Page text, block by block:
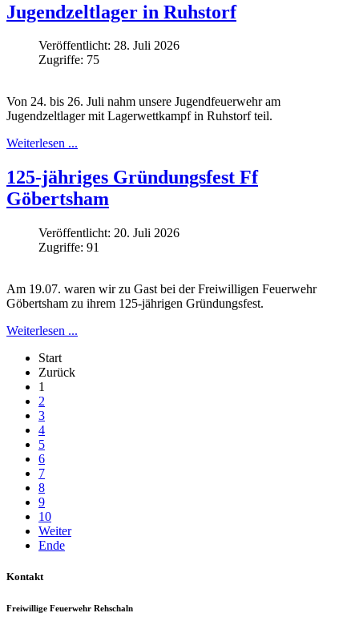
Jugendzeltlager in Ruhstorf
Veröffentlicht: 28. Juli 2026
Zugriffe: 75
Von 24. bis 26. Juli nahm unsere Jugendfeuerwehr am
Jugendzeltlager mit Lagerwettkampf in Ruhstorf teil.
Weiterlesen ...
125-jähriges Gründungsfest Ff
Göbertsham
Veröffentlicht: 20. Juli 2026
Zugriffe: 91
Am 19.07. waren wir zu Gast bei der Freiwilligen Feuerwehr
Göbertsham zu ihrem 125-jährigen Gründungsfest.
Weiterlesen ...
Start
Zurück
1
2
3
4
5
6
7
8
9
10
Weiter
Ende
Kontakt
Freiwillige Feuerwehr Rehschaln